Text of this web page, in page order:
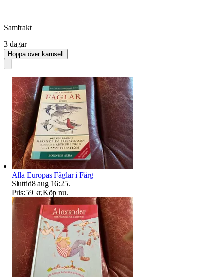
Samfrakt
3 dagar
Hoppa över karusell
Alla Europas Fåglar i Färg
Sluttid8 aug 16:25.
Pris:59 kr,Köp nu.